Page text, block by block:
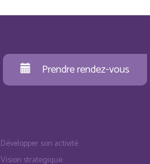
Prendre rendez-vous
Développer son activité
Vision strategique